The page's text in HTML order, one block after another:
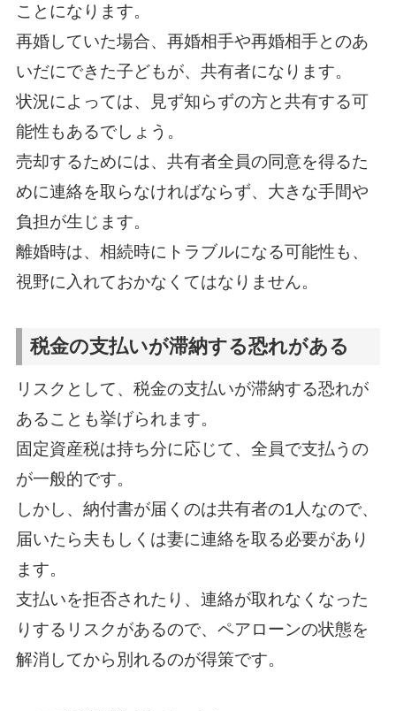
ことになります。
再婚していた場合、再婚相手や再婚相手とのあ
いだにできた子どもが、共有者になります。
状況によっては、見ず知らずの方と共有する可
能性もあるでしょう。
売却するためには、共有者全員の同意を得るた
めに連絡を取らなければならず、大きな手間や
負担が生じます。
離婚時は、相続時にトラブルになる可能性も、
視野に入れておかなくてはなりません。
税金の支払いが滞納する恐れがある
リスクとして、税金の支払いが滞納する恐れが
あることも挙げられます。
固定資産税は持ち分に応じて、全員で支払うの
が一般的です。
しかし、納付書が届くのは共有者の1人なので、
届いたら夫もしくは妻に連絡を取る必要があり
ます。
支払いを拒否されたり、連絡が取れなくなった
りするリスクがあるので、ペアローンの状態を
解消してから別れるのが得策です。